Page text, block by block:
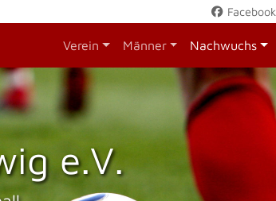
Facebook
Verein Männer Nachwuchs
e.V.